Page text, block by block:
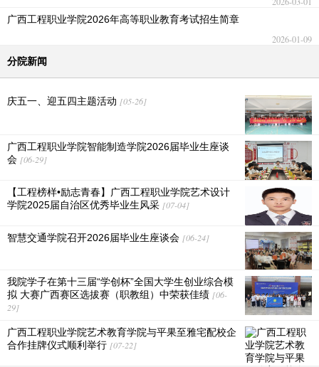
广西工程职业学院2026年高等职业教育考试招生简章
2026-01-09
分院新闻
庆五一、迎五四主题活动 [05-26]
广西工程职业学院智能制造学院2026届毕业生座谈
会 [06-29]
【工程榜样•励志青春】广西工程职业学院艺术设计
学院2025届自治区优秀毕业生风采 [07-04]
智慧交通学院召开2026届毕业生座谈会 [06-24]
我院学子在第十三届“学创杯”全国大学生创业综合模
拟 大赛广西赛区选拔赛（职教组）中荣获佳绩 [06-
29]
广西工程职业学院艺术教育学院与平果至雅宅配校企
合作挂牌仪式顺利举行 [07-22]